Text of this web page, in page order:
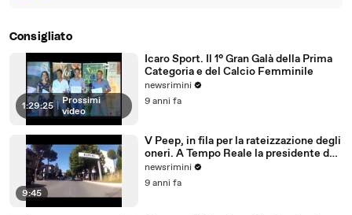
Consigliato
1:29:25 | Prossimi
video
Icaro Sport. Il 1° Gran Galà della Prima
Categoria e del Calcio Femminile
newsrimini
9 anni fa
9:45
V Peep, in fila per la rateizzazione degli
oneri. A Tempo Reale la presidente del
Comitato
newsrimini
9 anni fa